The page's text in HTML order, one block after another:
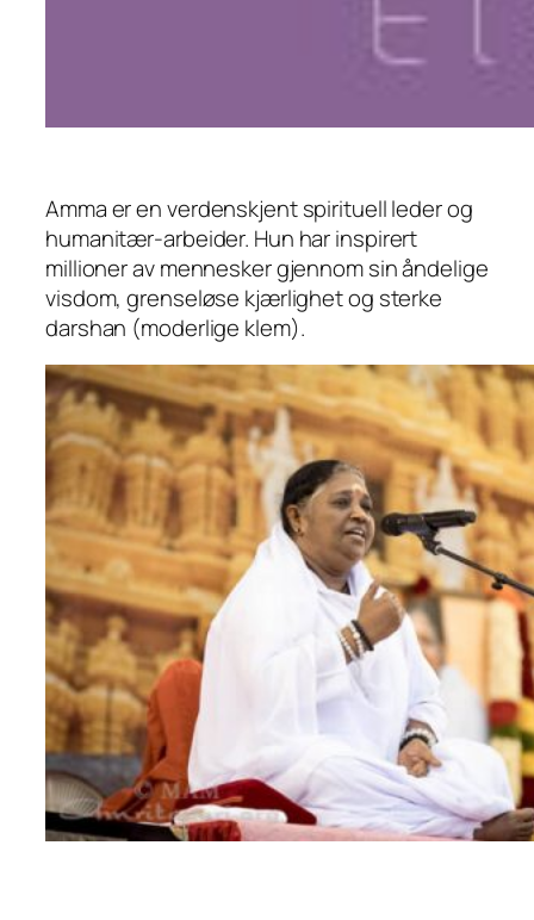
Amma er en verdenskjent spirituell leder og
humanitær-arbeider. Hun har inspirert
millioner av mennesker gjennom sin åndelige
visdom, grenseløse kjærlighet og sterke
darshan (moderlige klem).